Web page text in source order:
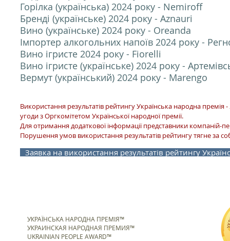
Горілка (українська) 2024 року - Nemiroff
Бренді (українське) 2024 року - Aznauri
Вино (українське) 2024 року - Oreanda
Імпортер алкогольних напоїв 2024 року -
Вино ігристе 2024 року - Fiorelli
Вино ігристе (українське) 2024 року -
Вермут (український) 2024 року - Marengo
Використання результатів рейтингу Українська народна
угоди з Оргкомітетом Української народної премії.
Для отримання додаткової інформації представники
Порушення умов використання результатів рейтингу тягне за
Заявка на використання результатів рейтингу
УКРАЇНСЬКА НАРОДНА ПРЕМІЯ™
УКРАИНСКАЯ НАРОДНАЯ ПРЕМИЯ™
UKRAINIAN PEOPLE AWARD™